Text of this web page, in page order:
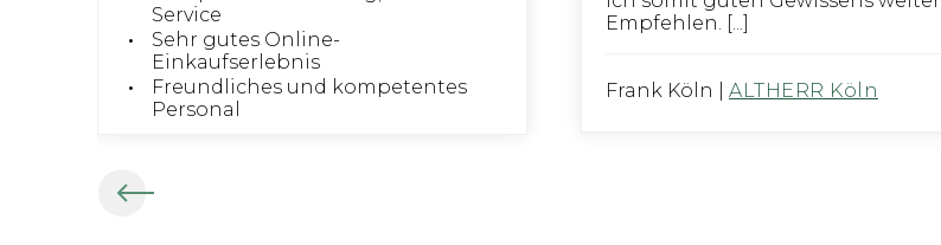
Service
Sehr gutes Online-
Einkaufserlebnis
Freundliches und kompetentes
Personal
Empfehlen. [...]
Frank Köln ALTHERR Köln